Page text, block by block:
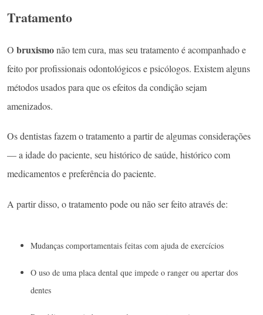
Tratamento
O bruxismonão tem cura, mas seu tratamento é acompanhado e
feito por profissionais odontológicos e psicólogos. Existem alguns
métodos usados para que os efeitos da condição sejam
amenizados.
Os dentistas fazem o tratamento a partir de algumas considerações
— a idade do paciente, seu histórico de saúde, histórico com
medicamentos e preferência do paciente.
A partir disso, o tratamento pode ou não ser feito através de:
Mudanças comportamentais feitas com ajuda de exercícios
O uso de uma placa dental que impede o ranger ou apertar dos
dentes